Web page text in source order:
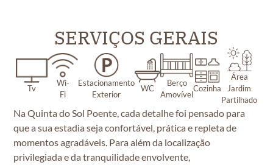
SERVIÇOS GERAIS
Tv
Wi-
Fi
Estacionamento
Exterior
WC
Berço
Amovível
Cozinha
Área
Jardim
Partilhado
Na Quinta do Sol Poente, cada detalhe foi pensado para
que a sua estadia seja confortável, prática e repleta de
momentos agradáveis. Para além da localização
privilegiada e da tranquilidade envolvente,